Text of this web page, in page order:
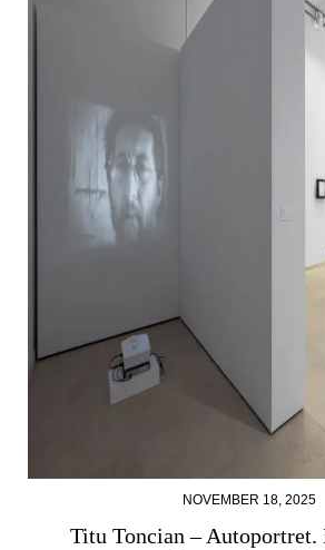
NOVEMBER 18, 2025
Titu Toncian – Autoportret.